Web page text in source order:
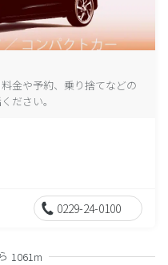
金や予約、乗り捨てなどの
ださい。
0229-24-0100
1061m